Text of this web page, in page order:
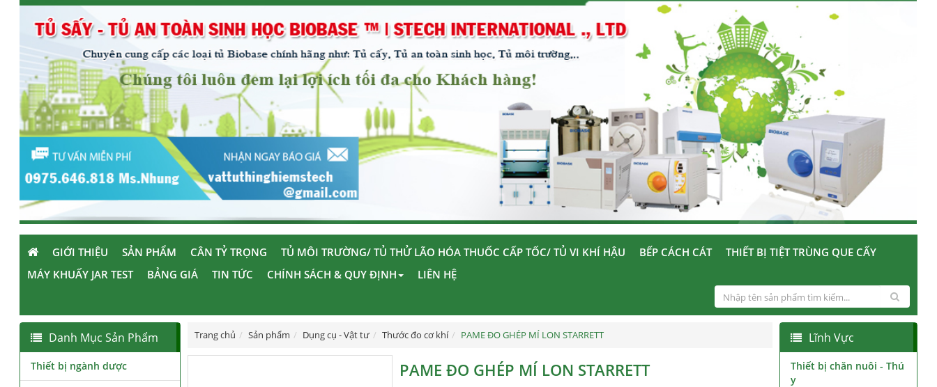
GIỚI THIỆU SẢN PHẨM CÂN TỶ TRỌNG TỦ MÔI TRƯỜNG/ TỦ THỬ LÃO HÓA THUỐC CẤP TỐC/ TỦ VI KHÍ HẬU BẾP CÁCH CÁT
THIẾT BỊ TIỆT TRÙNG QUE CẤY
MÁY KHUẤY JAR TEST
BẢNG GIÁ TIN TỨC CHÍNH SÁCH & QUY ĐỊNH LIÊN HỆ
Trang chủ Sản phẩm Dụng cụ - Vật tư Thước đo cơ khí PAME ĐO GHÉP MÍ LON STARRETT
PAME ĐO GHÉP MÍ LON STARRETT
Danh Mục Sản Phẩm
Thiết bị ngành dược
Lĩnh Vực
Thiết bị chăn nuôi - Thú
y